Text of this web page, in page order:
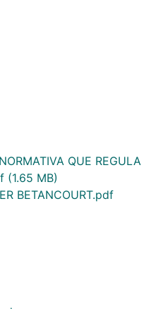
QUE REGULA
(1.65 MB)
BETANCOURT.pdf